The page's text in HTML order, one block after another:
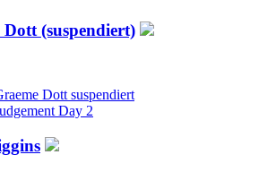
Dott (suspendiert)
Dott suspendiert
Day 2